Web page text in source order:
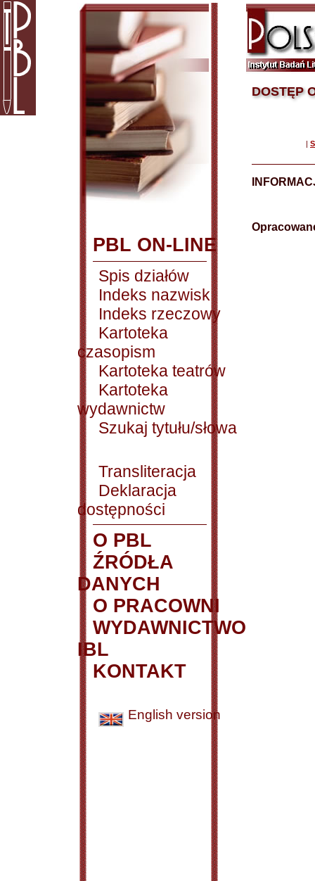
PBL ON-LINE
Spis działów
Indeks nazwisk
Indeks rzeczowy
Kartoteka
czasopism
Kartoteka teatrów
Kartoteka
wydawnictw
Szukaj tytułu/słowa
Transliteracja
Deklaracja
dostępności
O PBL
ŹRÓDŁA
DANYCH
O PRACOWNI
WYDAWNICTWO
IBL
KONTAKT
English version
DOSTĘP
|